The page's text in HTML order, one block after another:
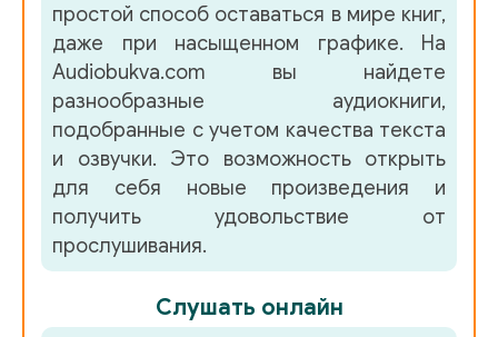
простой способ оставаться в мире книг,
даже при насыщенном графике. На
Audiobukva.com вы найдете
разнообразные аудиокниги,
подобранные с учетом качества текста
и озвучки. Это возможность открыть
для себя новые произведения и
получить удовольствие от
прослушивания.
Слушать онлайн